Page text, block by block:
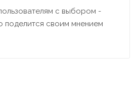
с выбором -
поделится своим мнением